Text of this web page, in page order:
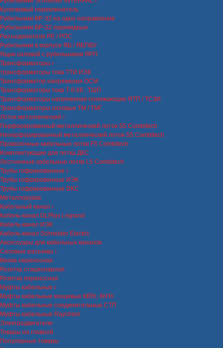
Кулачковый переключатель
Рубильники ВР-32 на одно направление
Рубильники ВР-32 перекидные
Разъединители РЕ / РПС
Рубильники в корпусе ЯБ / ЯБПВУ
Ящик силовой с рубильником ЯРП
Трансформаторы
трансформаторы тока ТТИ ИЭК
Трансформатор напряжения ОСМ
Трансформаторы тока Т-0.66 , ТШП
Трансформаторы напряжения понижающие ЯТП / ТСЗИ
Трансформаторы силовые ТМ / ТМГ
Лоток металлический
Перфорированный металлический лоток S5 Combitech
Неперфорированный металлический лоток S5 Combitech
Проволочные кабельные лотки F5 Combitech
Комплектующие для лотка ДКС
Лестничные кабельные лотки L5 Combitech
Трубы гофрированные
Трубы гофрированные ИЭК
Трубы гофрированные DKC
Металлорукав
Кабельный канал
Кабель-канал DLPlus Legrand
Кабель-канал ИЭК
Кабель-канал Schneider Electric
Аксессуары для кабельных каналов
Силовые разъемы
Вилка переносная
Розетка стационарная
Розетка переносная
Муфты кабельные
Муфты кабельные концевые КВТп, КНТп
Муфты кабельные соединительные СТП
Муфты кабельные Raychem
Электродвигатели
Товары на главной
Популярные товары